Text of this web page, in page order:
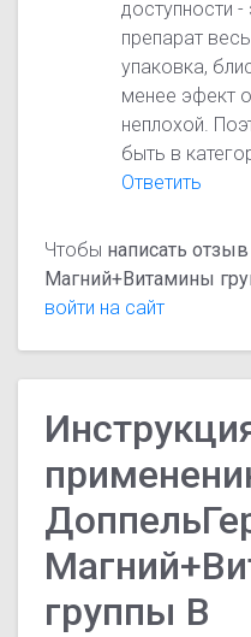
доступности
препарат
упаковка,
менее эфект
неплохой.
быть в
Ответить
Чтобы написать
Магний+Витамины
войти на сайт
группы В